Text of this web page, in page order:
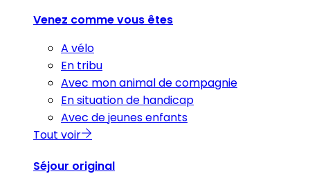
Venez comme vous êtes
A vélo
En tribu
Avec mon animal de compagnie
En situation de handicap
Avec de jeunes enfants
Tout voir
Séjour original